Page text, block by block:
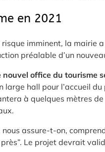
en 2021
imminent, la mairie
préalable d’un
nouvel office du tourisme
large hall pour l’accueil
à quelques mètres
nous assure-t-on,
Le projet devrait